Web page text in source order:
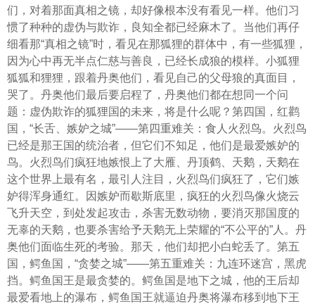
们，对着那面真相之镜，却好像根本没有看见一样。他们习
惯了种种的虚伪与欺诈，良知全都已经麻木了。当他们再仔
细看那“真相之镜”时，看见在那狐狸的群体中，有一些狐狸，
因为心中再无半点仁慈与善良，已经长成狼的模样。小狐狸
狐狐和狸狸，跟着丹奥他们，看见自己的父母狼的真面目，
哭了。丹奥他们最后要启程了，丹奥他们都在想同一个问
题：虚伪欺诈的狐狸国的未来，将是什么呢？第四国，红鹳
国，“长舌、嫉妒之城”——第四重难关：食人火烈鸟。火烈鸟
已经是那王国的统治者，但它们不知足，他们是最爱嫉妒的
鸟。火烈鸟们疯狂地嫉恨上了大雁、丹顶鹤、天鹅，天鹅在
这个世界上最有名，最引人注目，火烈鸟们疯狂了，它们嫉
妒得浑身通红。因嫉妒而歇斯底里，疯狂的火烈鸟像火烧云
飞升天空，到处发起攻击，杀害无数动物，要消灭那国度的
无辜的天鹅，也要杀害给予天鹅无上荣耀的“不公平的”人。丹
奥他们面临生死的考验。那天，他们却把小白蛇丢了。第五
国，鳄鱼国，“贪婪之城”——第五重难关：九连环迷宫，黑虎
挡。鳄鱼国王是最贪婪的。鳄鱼国是地下之城，他的王后却
最爱看地上的瀑布，鳄鱼国王就逼迫丹奥将瀑布移到地下王